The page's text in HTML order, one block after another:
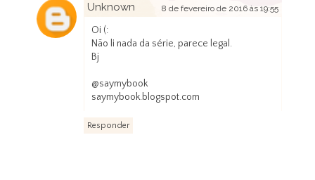
Unknown 8 de fevereiro de 2016 às 19:55
Oi (:
Não li nada da série, parece legal.
Bj
@saymybook
saymybook.blogspot.com
Responder